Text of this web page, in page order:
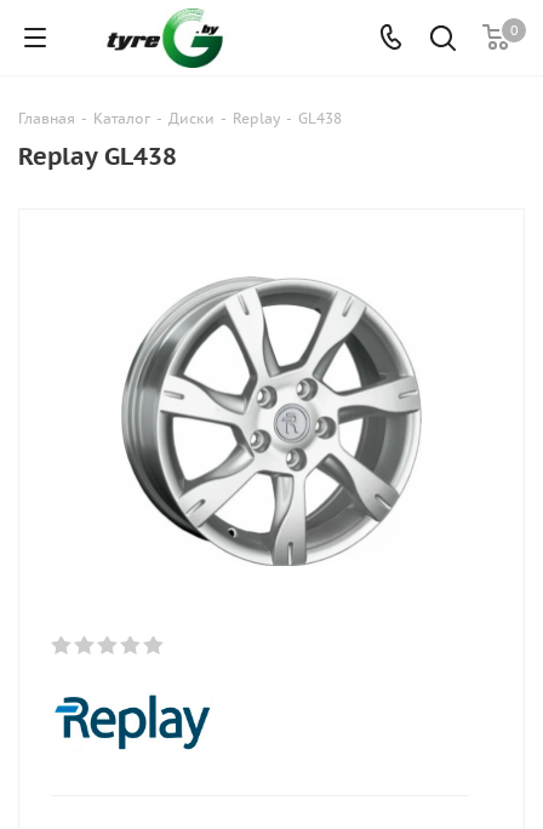
0
Главная - Каталог - Диски - Replay - GL438
Replay GL438